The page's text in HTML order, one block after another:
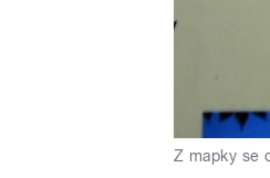
Z mapky se